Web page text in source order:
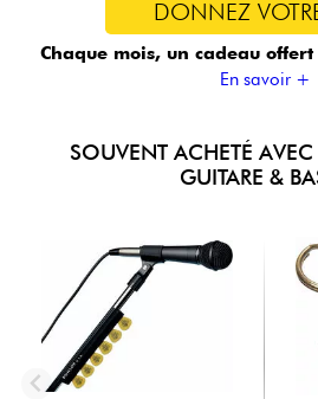
DONNEZ
Chaque mois, un cadeau offert
En savoir +
SOUVENT ACHETÉ
GUITARE &